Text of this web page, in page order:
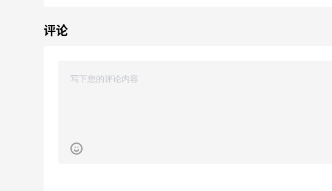
评论
2天6小时
Suit Negozi